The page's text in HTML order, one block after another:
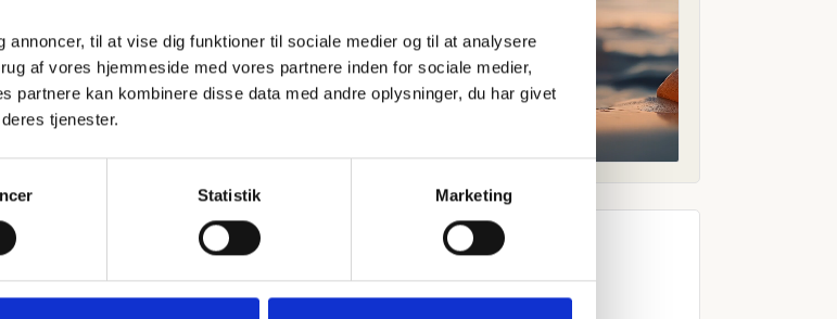
til at vise dig funktioner til sociale medier og til at analysere
af vores hjemmeside med vores partnere inden for sociale medier,
partnere kan kombinere disse data med andre oplysninger, du har givet
tjenester.
Statistik Marketing
mindeord,